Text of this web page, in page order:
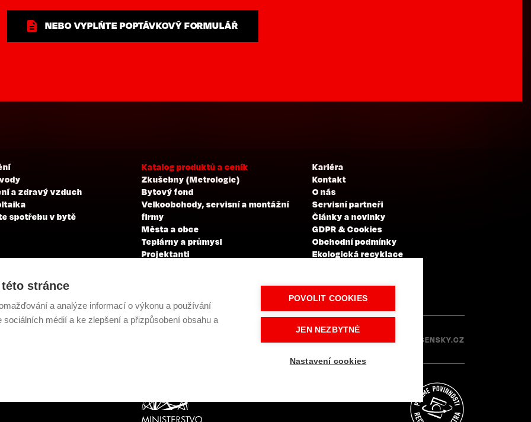
NEBO VYPLŇTE POPTÁVKOVÝ FORMULÁŘ
a zdravý vzduch
spotřebu v bytě
Katalog produktů a ceník
Zkušebny (Metrologie)
Bytový fond
Velkoobchody, servisní a montážní
firmy
Města a obce
Teplárny a průmysl
Projektanti
Kariéra
Kontakt
O nás
Servisní partneři
Články a novinky
GDPR & Cookies
Obchodní podmínky
Ekologická recyklace
LESENSKY.CZ
stránce
a analýze informací o výkonu a používání
médií a ke zlepšení a přizpůsobení obsahu a
POVOLIT COOKIES
JEN NEZBYTNÉ
Nastavení cookies